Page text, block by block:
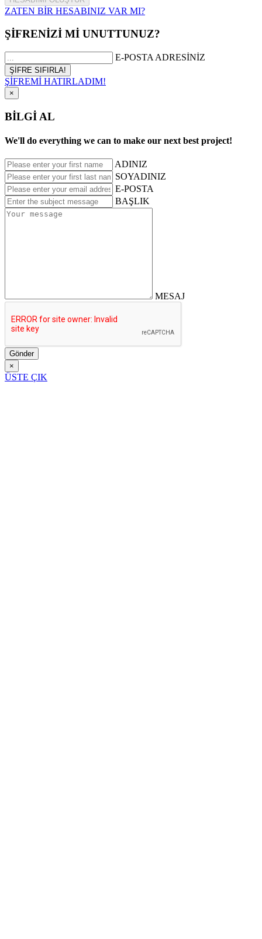
ZATEN BİR HESABINIZ VAR MI?
ŞİFRENİZİ Mİ UNUTTUNUZ?
E-POSTA ADRESİNİZ
ŞİFREMİ HATIRLADIM!
×
BİLGİ AL
We'll do everything we can to make our next best project!
ADINIZ
SOYADINIZ
E-POSTA
BAŞLIK
MESAJ
Gönder
×
ÜSTE ÇIK